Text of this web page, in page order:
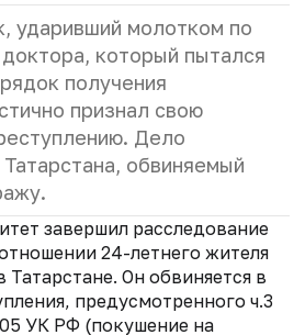
ударивший молотком по
который пытался
получения
признал свою
Дело
обвиняемый
завершил расследование
24-летнего жителя
Татарстане. Он обвиняется в
предусмотренного ч.3
УК РФ (покушение на